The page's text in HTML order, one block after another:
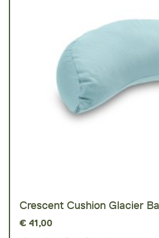
Crescent Cushion Glacier
€ 41,00